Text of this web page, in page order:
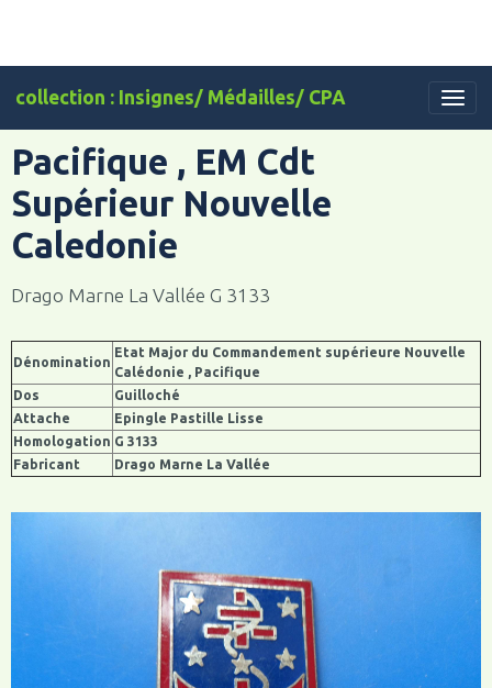
collection : Insignes/ Médailles/ CPA
Pacifique , EM Cdt
Supérieur Nouvelle
Caledonie
Drago Marne La Vallée G 3133
Dénomination
Etat Major du Commandement supérieure Nouvelle
Calédonie , Pacifique
Dos
Guilloché
Attache
Epingle Pastille Lisse
Homologation G 3133
Fabricant
Drago Marne La Vallée